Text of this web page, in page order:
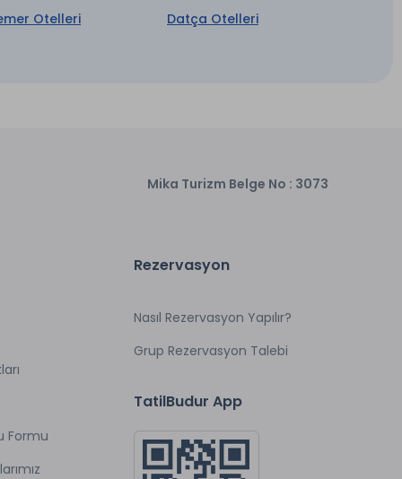
Otelleri Datça Otelleri
Mika Turizm Belge No : 3073
Formu
Rezervasyon
Nasıl Rezervasyon Yapılır?
Grup Rezervasyon Talebi
TatilBudur App